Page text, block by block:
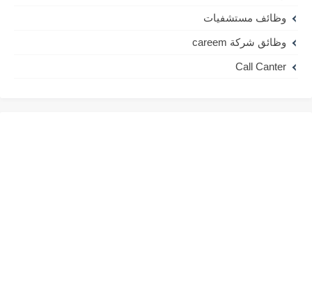
وظائف مستشفيات
وظائق شركة careem
Call Canter